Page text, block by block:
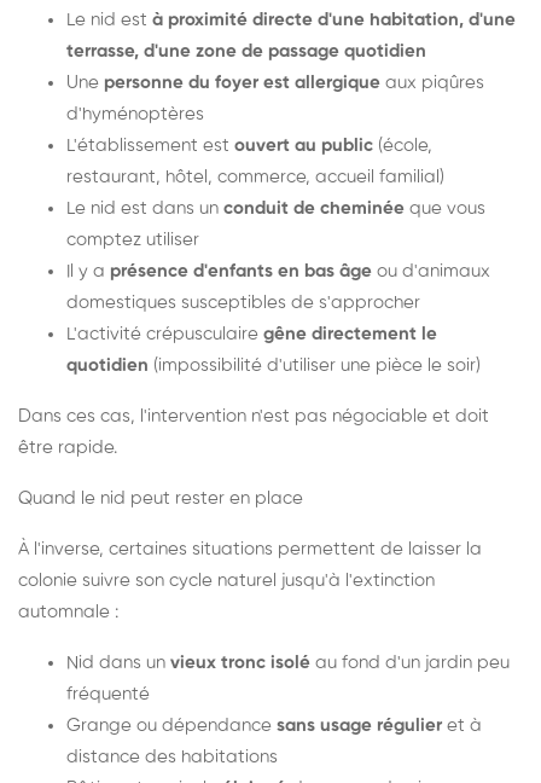
Le nid est à proximité directe d'une habitation, d'une
terrasse, d'une zone de passage quotidien
Une personne du foyer est allergique aux piqûres
d'hyménoptères
L'établissement est ouvert au public (école,
restaurant, hôtel, commerce, accueil familial)
Le nid est dans un conduit de cheminée que vous
comptez utiliser
Il y a présence d'enfants en bas âge ou d'animaux
domestiques susceptibles de s'approcher
L'activité crépusculaire gêne directement le
quotidien (impossibilité d'utiliser une pièce le soir)
Dans ces cas, l'intervention n'est pas négociable et doit
être rapide.
Quand le nid peut rester en place
À l'inverse, certaines situations permettent de laisser la
colonie suivre son cycle naturel jusqu'à l'extinction
automnale :
Nid dans un vieux tronc isolé au fond d'un jardin peu
fréquenté
Grange ou dépendance sans usage régulier et à
distance des habitations